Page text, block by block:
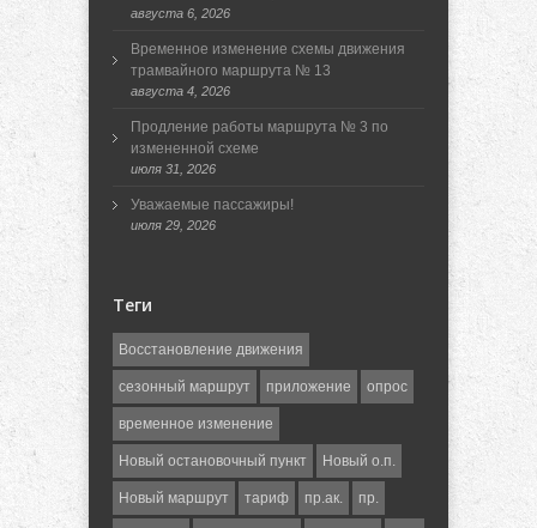
августа 6, 2026
Временное изменение схемы движения
трамвайного маршрута № 13
августа 4, 2026
Продление работы маршрута № 3 по
измененной схеме
июля 31, 2026
Уважаемые пассажиры!
июля 29, 2026
Теги
Восстановление движения
сезонный маршрут приложение опрос
временное изменение
Новый остановочный пункт Новый о.п.
Новый маршрут тариф пр.ак. пр.